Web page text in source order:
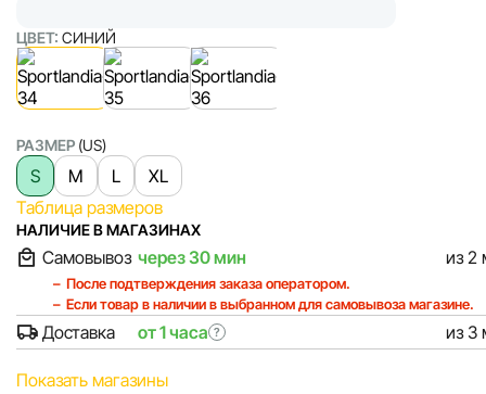
ЦВЕТ: СИНИЙ
РАЗМЕР (US)
S M L
XL
Таблица размеров
НАЛИЧИЕ В МАГАЗИНАХ
Самовывоз через 30 мин из 2
После подтверждения заказа оператором.
Если товар в наличии в выбранном для самовывоза магазине.
Доставка от 1 часа ? из 3
Показать магазины